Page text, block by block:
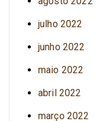
julho 2022
junho 2022
maio 2022
abril 2022
março 2022